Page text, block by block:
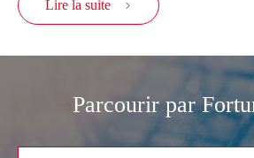
Lire la suite 
Parcourir par